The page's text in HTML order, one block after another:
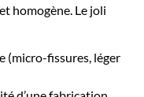
homogène. Le joli
(micro-fissures, léger